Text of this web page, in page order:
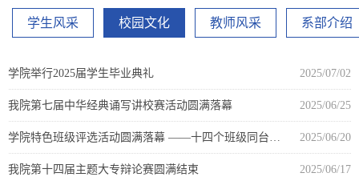
学生风采 校园文化 教师风采 系部介绍
学院举行2025届学生毕业典礼 2025/07/02
我院第七届中华经典诵写讲校赛活动圆满落幕 2025/06/25
学院特色班级评选活动圆满落幕 ——十四个班级同台竞技展青春... 2025/06/20
我院第十四届主题大专辩论赛圆满结束 2025/06/17